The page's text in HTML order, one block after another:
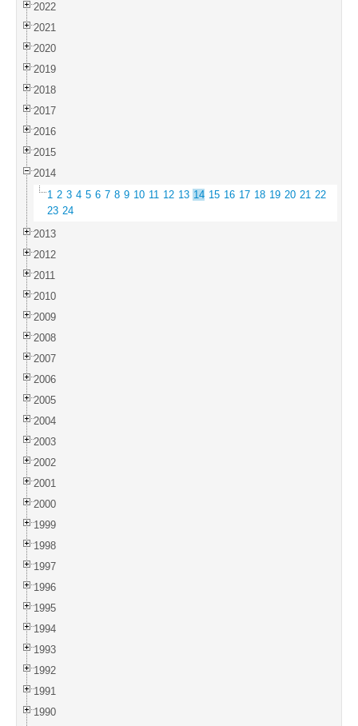
2022
2021
2020
2019
2018
2017
2016
2015
2014
1 2 3 4 5 6 7 8 9 10 11 12 13 14 15 16 17 18 19 20 21 22
23 24
2013
2012
2011
2010
2009
2008
2007
2006
2005
2004
2003
2002
2001
2000
1999
1998
1997
1996
1995
1994
1993
1992
1991
1990